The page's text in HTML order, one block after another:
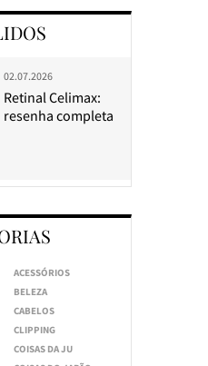
02.07.2026
Retinal Celimax:
resenha completa
ACESSÓRIOS
BELEZA
CABELOS
CLIPPING
COISAS DA JU